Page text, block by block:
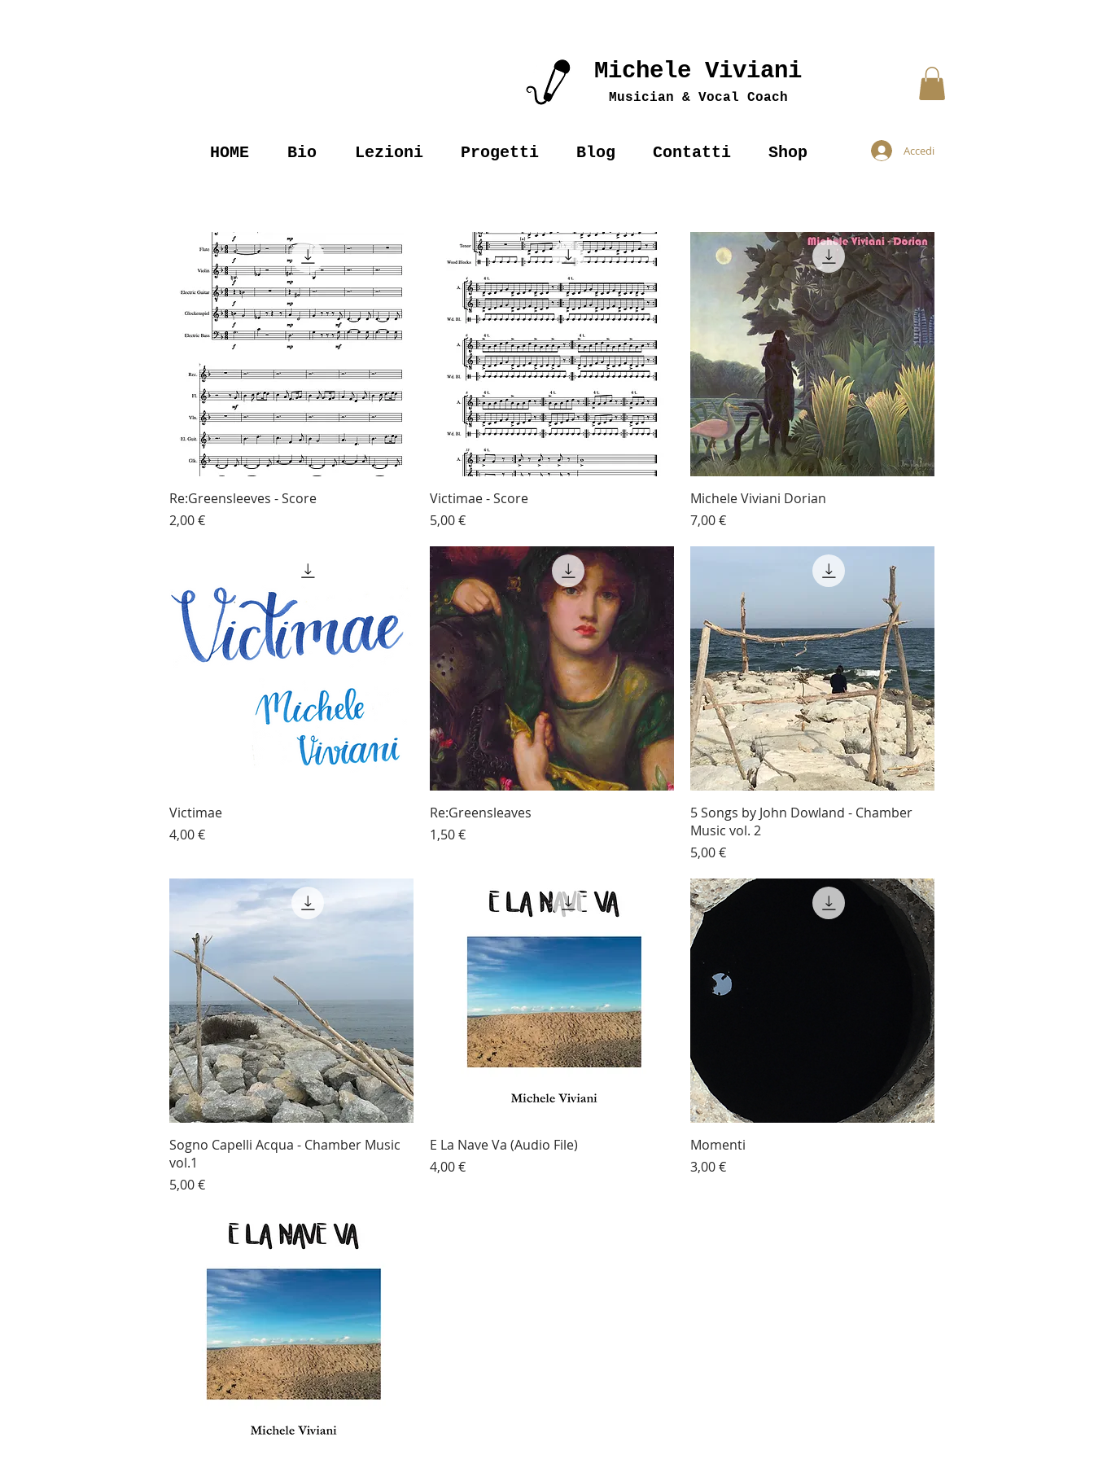
Michele Viviani
Musician & Vocal Coach
HOME Bio Lezioni Progetti Blog Contatti Shop Accedi
Re:Greensleeves - Score
Prezzo
2,00 €
Victimae - Score
Prezzo
5,00 €
Michele Viviani Dorian
Prezzo
7,00 €
Victimae
Prezzo
4,00 €
Re:Greensleaves
Prezzo
1,50 €
5 Songs by John Dowland - Chamber
Music vol. 2
Prezzo
5,00 €
Sogno Capelli Acqua - Chamber Music
vol.1
Prezzo
5,00 €
E La Nave Va (Audio File)
Prezzo
4,00 €
Momenti
Prezzo
3,00 €